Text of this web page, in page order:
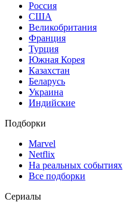
Россия
США
Великобритания
Франция
Турция
Южная Корея
Казахстан
Беларусь
Украина
Индийские
Подборки
Marvel
Netflix
На реальных событиях
Все подборки
Сериалы